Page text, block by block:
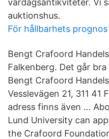
vardagsantikviteter. Vi
auktionshus.
För hållbarhets prognos
Bengt Crafoord
Falkenberg. Det går
Bengt Crafoord
Vesslevägen 21, 311 41
adress finns även …
Lund University can
the Crafoord